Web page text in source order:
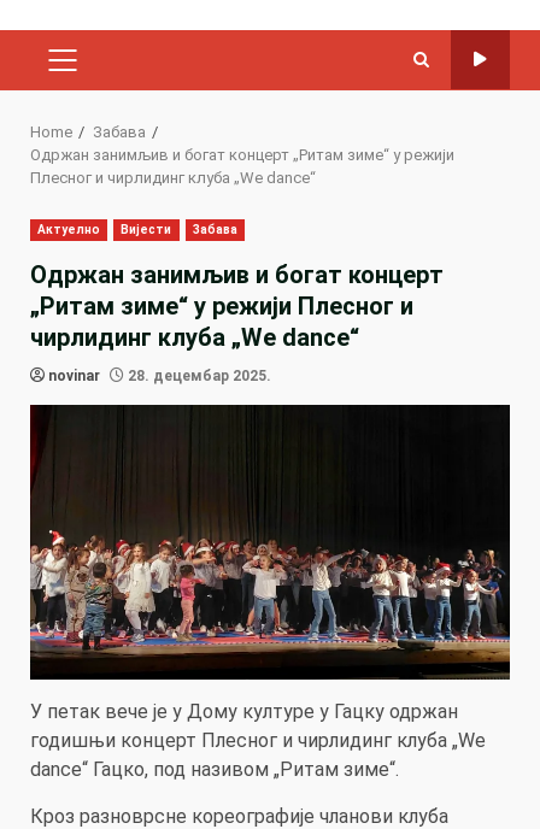
PRIMARY
Home
Забава
Одржан занимљив и богат концерт „Ритам зиме“ у режији
Плесног и чирлидинг клуба „We dance“
Актуелно Вијести Забава
Одржан занимљив и богат концерт
„Ритам зиме“ у режији Плесног и
чирлидинг клуба „We dance“
novinar 28. децембар 2025.
У петак вече је у Дому културе у Гацку одржан
годишњи концерт Плесног и чирлидинг клуба „Wе
dance“ Гацко, под називом „Ритам зиме“.
Кроз разноврсне кореографије чланови клуба